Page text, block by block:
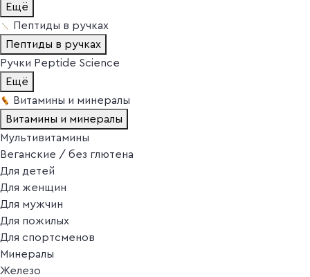
Ещё
Пептиды в ручках
Пептиды в ручках
Ручки Peptide Science
Ещё
Витамины и минералы
Витамины и минералы
Мультивитамины
Веганские / без глютена
Для детей
Для женщин
Для мужчин
Для пожилых
Для спортсменов
Минералы
Железо